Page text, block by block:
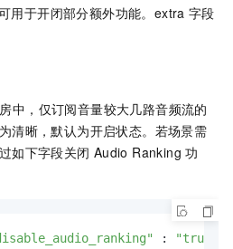
用于开闭部分额外功能。extra 字段
中，仅订阅音量较大几路音频流的
清晰，默认为开启状态。若场景需
如下字段关闭 Audio Ranking 功
: "true"